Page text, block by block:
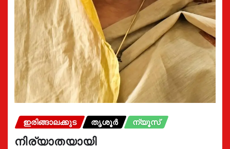
ഇരിങ്ങാലക്കുട തൃശൂർ ന്യൂസ്
നിര്യാതയായി